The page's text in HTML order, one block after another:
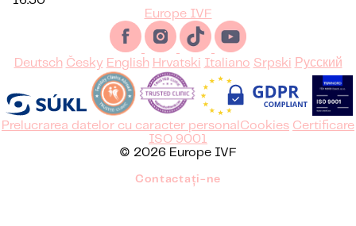
Europe IVF
Deutsch Česky English Hrvatski Italiano Srpski Русский
Prelucrarea datelor cu caracter personal Cookies Certificare
ISO 9001
© 2026 Europe IVF
Contactați-ne